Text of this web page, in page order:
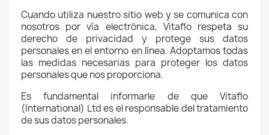
Cuando utiliza nuestro sitio web y se comunica con
nosotros por vía electrónica, Vitaflo respeta su
derecho de privacidad y protege sus datos
personales en el entorno en línea. Adoptamos todas
las medidas necesarias para proteger los datos
personales que nos proporciona.
Es fundamental informarle de que Vitaflo
(International) Ltd es el responsable del tratamiento
de sus datos personales.